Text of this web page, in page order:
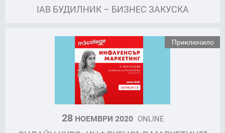
IAB БУДИЛНИК – БИЗНЕС ЗАКУСКА
Приключило
28НОЕМВРИ 2020 ONLINE